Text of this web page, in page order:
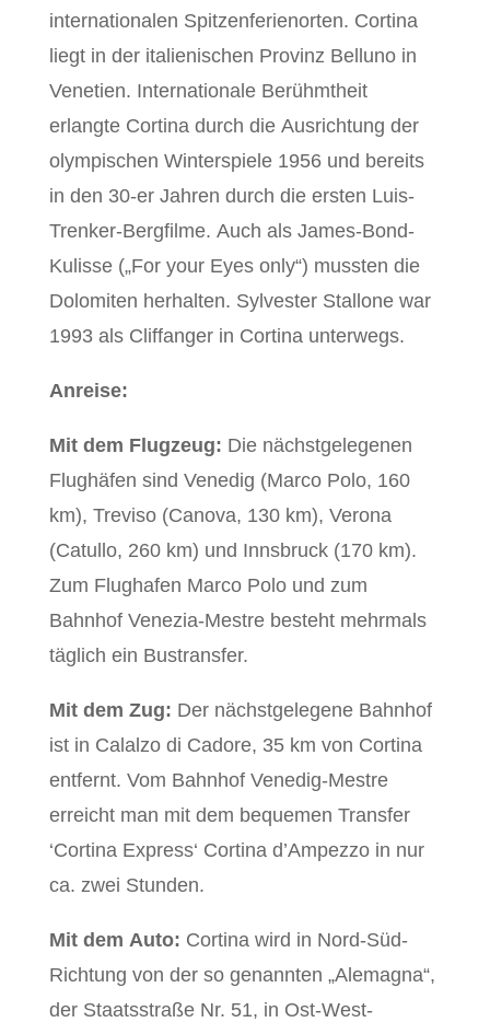
internationalen Spitzenferienorten. Cortina
liegt in der italienischen Provinz Belluno in
Venetien. Internationale Berühmtheit
erlangte Cortina durch die Ausrichtung der
olympischen Winterspiele 1956 und bereits
in den 30-er Jahren durch die ersten Luis-
Trenker-Bergfilme. Auch als James-Bond-
Kulisse („For your Eyes only“) mussten die
Dolomiten herhalten. Sylvester Stallone war
1993 als Cliffanger in Cortina unterwegs.
Anreise:
Mit dem Flugzeug: Die nächstgelegenen
Flughäfen sind Venedig (Marco Polo, 160
km), Treviso (Canova, 130 km), Verona
(Catullo, 260 km) und Innsbruck (170 km).
Zum Flughafen Marco Polo und zum
Bahnhof Venezia-Mestre besteht mehrmals
täglich ein Bustransfer.
Mit dem Zug: Der nächstgelegene Bahnhof
ist in Calalzo di Cadore, 35 km von Cortina
entfernt. Vom Bahnhof Venedig-Mestre
erreicht man mit dem bequemen Transfer
‘Cortina Express‘ Cortina d’Ampezzo in nur
ca. zwei Stunden.
Mit dem Auto: Cortina wird in Nord-Süd-
Richtung von der so genannten „Alemagna“,
der Staatsstraße Nr. 51, in Ost-West-